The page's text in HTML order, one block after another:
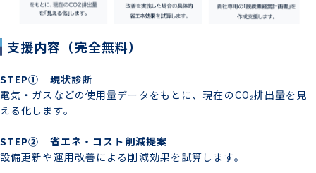
支援内容（完全無料）
STEP① 現状診断
電気・ガスなどの使用量データをもとに、現在のCO₂排出量を見
える化します。
STEP② 省エネ・コスト削減提案
設備更新や運用改善による削減効果を試算します。